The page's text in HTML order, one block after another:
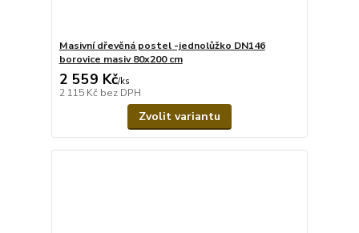
Masivní dřevěná postel -jednolůžko DN146
borovice masiv 80x200 cm
2 559 Kč/ks
2 115 Kč bez DPH
Zvolit variantu